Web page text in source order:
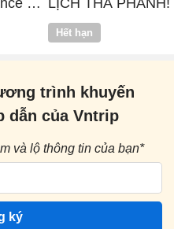
Hết hạn
trình khuyến
dẫn của Vntrip
và lộ thông tin của bạn*
ký